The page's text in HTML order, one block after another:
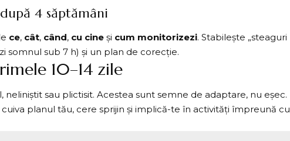
4 săptămâni
ce, cât, când, cu cine și cum monitorizezi. Stabilește „steaguri
somnul sub 7 h) și un plan de corecție.
10–14 zile
neliniștit sau plictisit. Acestea sunt semne de adaptare, nu eșec.
planul tău, cere sprijin și implică-te în activități împreună cu